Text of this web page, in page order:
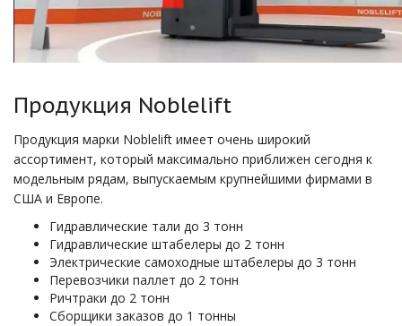
Продукция Noblelift
Продукция марки Noblelift имеет очень широкий
ассортимент, который максимально приближен сегодня к
модельным рядам, выпускаемым крупнейшими фирмами в
США и Европе.
Гидравлические тали до 3 тонн
Гидравлические штабелеры до 2 тонн
Электрические самоходные штабелеры до 3 тонн
Перевозчики паллет до 2 тонн
Ричтраки до 2 тонн
Сборщики заказов до 1 тонны